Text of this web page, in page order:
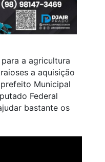
a agricultura
a aquisição
Municipal
Federal
bastante os